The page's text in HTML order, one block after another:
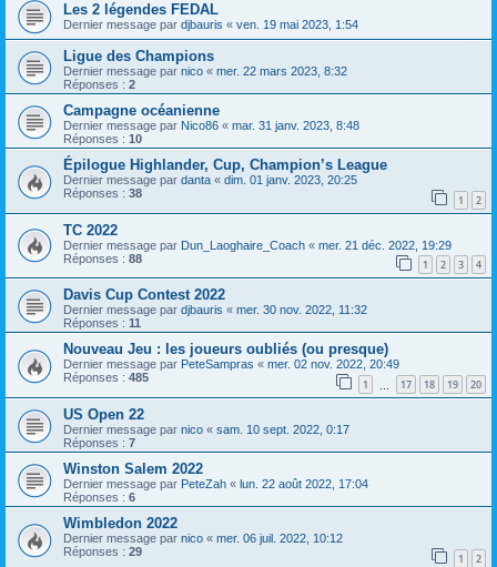
Les 2 légendes FEDAL
Dernier message par djbauris « ven. 19 mai 2023, 1:54
Ligue des Champions
Dernier message par nico « mer. 22 mars 2023, 8:32
Réponses : 2
Campagne océanienne
Dernier message par Nico86 « mar. 31 janv. 2023, 8:48
Réponses : 10
Épilogue Highlander, Cup, Champion’s League
Dernier message par danta « dim. 01 janv. 2023, 20:25
Réponses : 38 1 2
TC 2022
Dernier message par Dun_Laoghaire_Coach « mer. 21 déc. 2022, 19:29
Réponses : 88 1 2 3 4
Davis Cup Contest 2022
Dernier message par djbauris « mer. 30 nov. 2022, 11:32
Réponses : 11
Nouveau Jeu : les joueurs oubliés (ou presque)
Dernier message par PeteSampras « mer. 02 nov. 2022, 20:49
Réponses : 485 1 17 18 19 20
US Open 22
Dernier message par nico « sam. 10 sept. 2022, 0:17
Réponses : 7
Winston Salem 2022
Dernier message par PeteZah « lun. 22 août 2022, 17:04
Réponses : 6
Wimbledon 2022
Dernier message par nico « mer. 06 juil. 2022, 10:12
Réponses : 29 1 2